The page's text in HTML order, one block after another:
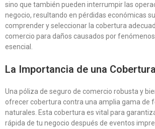
sino que también pueden interrumpir las
negocio, resultando en pérdidas económicas
comprender y seleccionar la cobertura
comercio para daños causados por
esencial.
La Importancia de una
Una póliza de seguro de comercio robusta y
ofrecer cobertura contra una amplia gama de
naturales. Esta cobertura es vital para
rápida de tu negocio después de eventos